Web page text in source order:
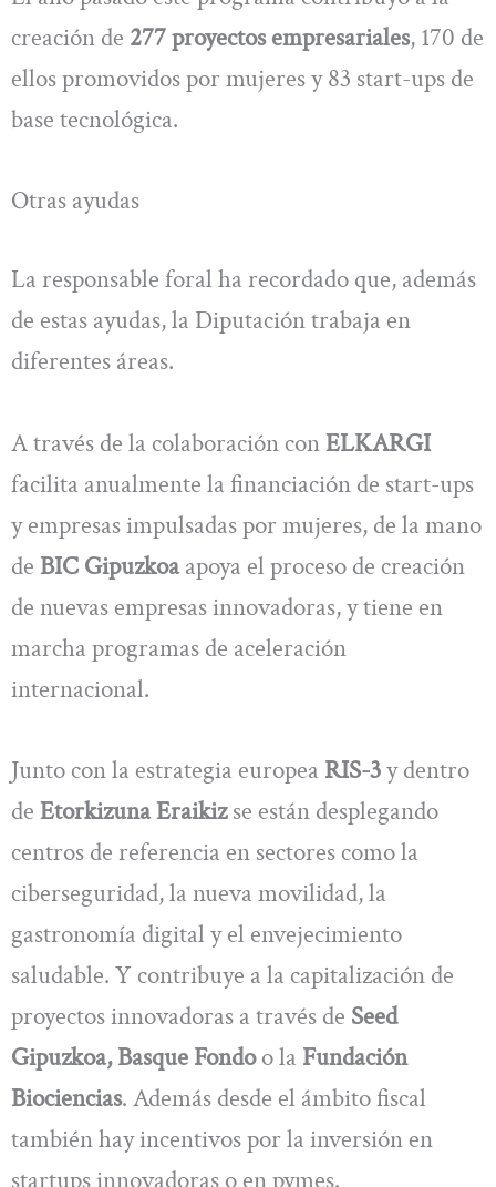
creación de 277 proyectos empresariales, 170 de
ellos promovidos por mujeres y 83 start-ups de
base tecnológica.
Otras ayudas
La responsable foral ha recordado que, además
de estas ayudas, la Diputación trabaja en
diferentes áreas.
A través de la colaboración conELKARGI
facilita anualmente la financiación de start-ups
y empresas impulsadas por mujeres, de la mano
de BIC Gipuzkoaapoya el proceso de creación
de nuevas empresas innovadoras, y tiene en
marcha programas de aceleración
internacional.
Junto con la estrategia europea RIS-3y dentro
de Etorkizuna Eraikizse están desplegando
centros de referencia en sectores como la
ciberseguridad, la nueva movilidad, la
gastronomía digital y el envejecimiento
saludable. Y contribuye a la capitalización de
proyectos innovadoras a través de Seed
Gipuzkoa, Basque Fondoo la Fundación
Biociencias. Además desde el ámbito fiscal
también hay incentivos por la inversión en